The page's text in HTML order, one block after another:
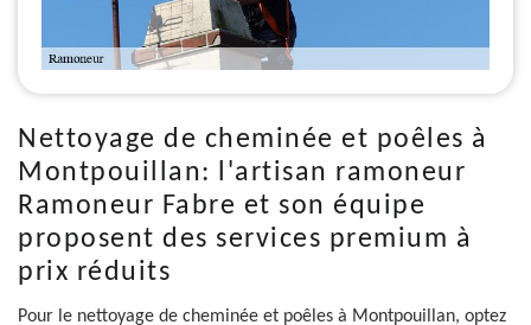
Nettoyage de cheminée et poêles à
Montpouillan: l'artisan ramoneur
Ramoneur Fabre et son équipe
proposent des services premium à
prix réduits
Pour le nettoyage de cheminée et poêles à Montpouillan, optez